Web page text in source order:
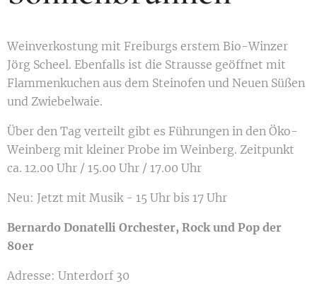
Weinverkostung mit Freiburgs erstem Bio-Winzer
Jörg Scheel. Ebenfalls ist die Strausse geöffnet mit
Flammenkuchen aus dem Steinofen und Neuen Süßen
und Zwiebelwaie.
Über den Tag verteilt gibt es Führungen in den Öko-
Weinberg mit kleiner Probe im Weinberg. Zeitpunkt
ca. 12.00 Uhr / 15.00 Uhr / 17.00 Uhr
Neu: Jetzt mit Musik - 15 Uhr bis 17 Uhr
Bernardo Donatelli Orchester, Rock und Pop der
80er
Adresse: Unterdorf 30